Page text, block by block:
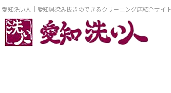
愛知洗い人｜愛知県染み抜きのできるクリーニング店紹介サイト